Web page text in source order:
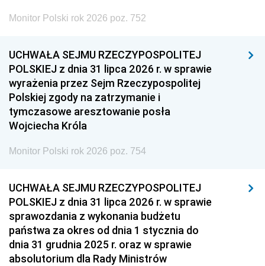
Monitor Polski rok 2026 poz. 752
UCHWAŁA SEJMU RZECZYPOSPOLITEJ
POLSKIEJ z dnia 31 lipca 2026 r. w sprawie
wyrażenia przez Sejm Rzeczypospolitej
Polskiej zgody na zatrzymanie i
tymczasowe aresztowanie posła
Wojciecha Króla
Monitor Polski rok 2026 poz. 754
UCHWAŁA SEJMU RZECZYPOSPOLITEJ
POLSKIEJ z dnia 31 lipca 2026 r. w sprawie
sprawozdania z wykonania budżetu
państwa za okres od dnia 1 stycznia do
dnia 31 grudnia 2025 r. oraz w sprawie
absolutorium dla Rady Ministrów